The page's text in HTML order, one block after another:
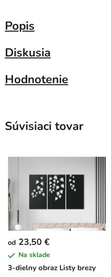
Popis
Diskusia
Hodnotenie
Súvisiaci tovar
3-dielny obraz Listy brezy
od 23,50 €
Na sklade